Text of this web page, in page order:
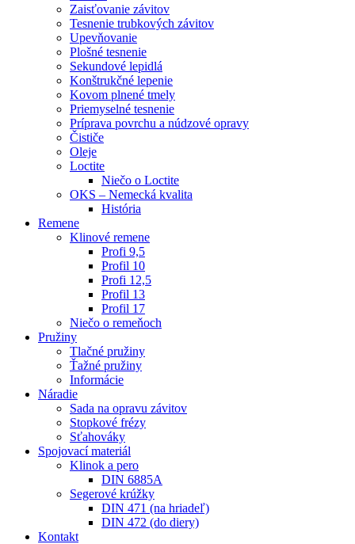
Zaisťovanie závitov
Tesnenie trubkových závitov
Upevňovanie
Plošné tesnenie
Sekundové lepidlá
Konštrukčné lepenie
Kovom plnené tmely
Priemyselné tesnenie
Príprava povrchu a núdzové opravy
Čističe
Oleje
Loctite
Niečo o Loctite
OKS – Nemecká kvalita
História
Remene
Klinové remene
Profi 9,5
Profil 10
Profi 12,5
Profil 13
Profil 17
Niečo o remeňoch
Pružiny
Tlačné pružiny
Ťažné pružiny
Informácie
Náradie
Sada na opravu závitov
Stopkové frézy
Sťahováky
Spojovací materiál
Klinok a pero
DIN 6885A
Segerové krúžky
DIN 471 (na hriadeľ)
DIN 472 (do diery)
Kontakt